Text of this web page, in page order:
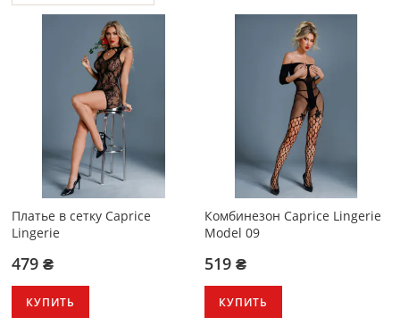
Платье в сетку Caprice
Lingerie
479 ₴
КУПИТЬ
Комбинезон Caprice Lingerie
Model 09
519 ₴
КУПИТЬ